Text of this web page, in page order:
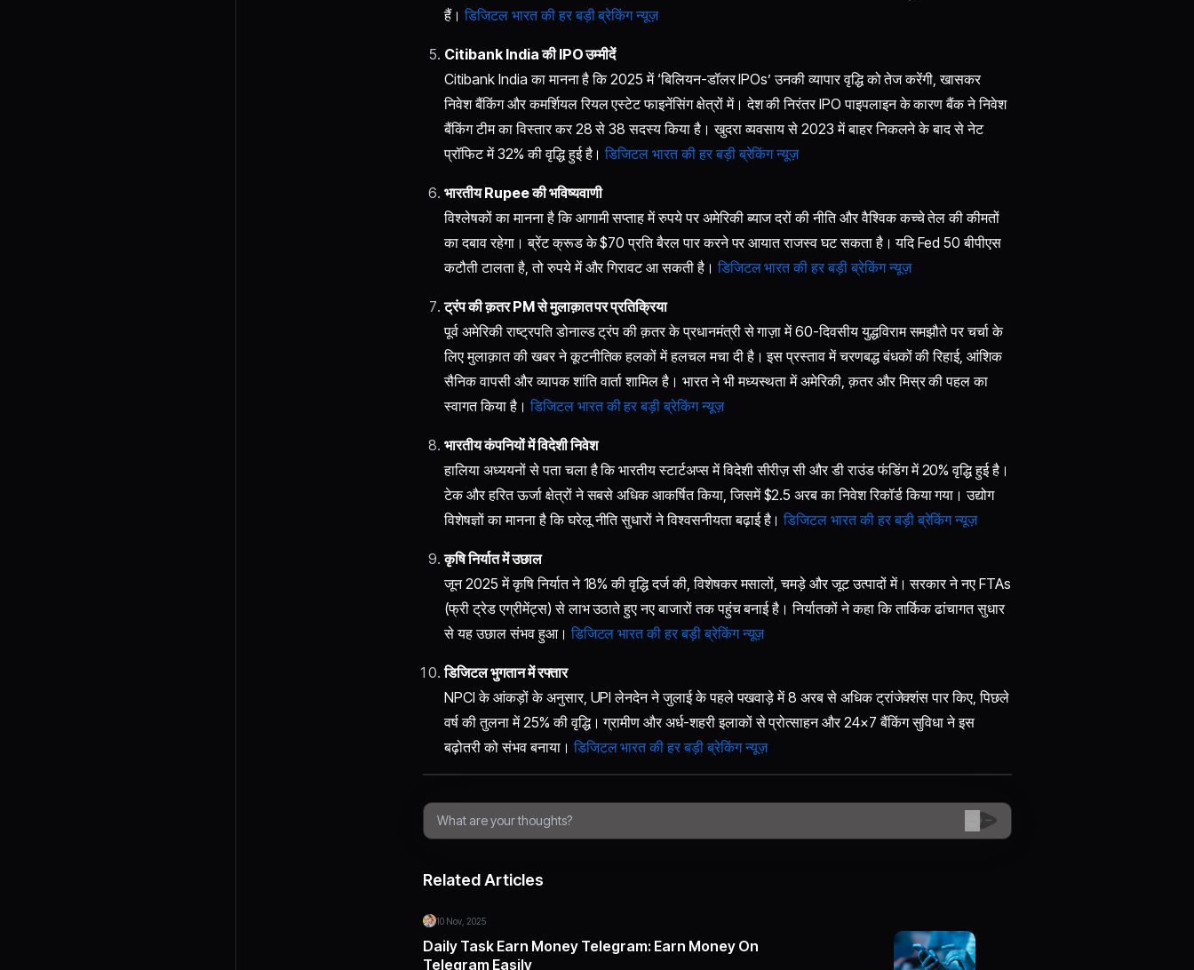
हैं।डिजिटल भारत की हर बड़ी ब्रेकिंग न्यूज़
Citibank India की IPO उम्मीदें
Citibank India का मानना है कि 2025 में ‘बिलियन-डॉलर IPOs’ उनकी व्यापार वृद्धि को तेज करेंगी, खासकर
निवेश बैंकिंग और कमर्शियल रियल एस्टेट फाइनेंसिंग क्षेत्रों में। देश की निरंतर IPO पाइपलाइन के कारण बैंक ने निवेश
बैंकिंग टीम का विस्तार कर 28 से 38 सदस्य किया है। खुदरा व्यवसाय से 2023 में बाहर निकलने के बाद से नेट
प्रॉफिट में 32% की वृद्धि हुई है।डिजिटल भारत की हर बड़ी ब्रेकिंग न्यूज़
भारतीय Rupee की भविष्‍यवाणी
विश्लेषकों का मानना है कि आगामी सप्ताह में रुपये पर अमेरिकी ब्याज दरों की नीति और वैश्विक कच्चे तेल की कीमतों
का दबाव रहेगा। ब्रेंट क्रूड के $70 प्रति बैरल पार करने पर आयात राजस्व घट सकता है। यदि Fed 50 बीपीएस
कटौती टालता है, तो रुपये में और गिरावट आ सकती है।डिजिटल भारत की हर बड़ी ब्रेकिंग न्यूज़
ट्रंप की क़तर PM से मुलाक़ात पर प्रतिक्रिया
पूर्व अमेरिकी राष्ट्रपति डोनाल्ड ट्रंप की क़तर के प्रधानमंत्री से गाज़ा में 60-दिवसीय युद्धविराम समझौते पर चर्चा के
लिए मुलाक़ात की खबर ने कूटनीतिक हलकों में हलचल मचा दी है। इस प्रस्ताव में चरणबद्ध बंधकों की रिहाई, आंशिक
सैनिक वापसी और व्यापक शांति वार्ता शामिल है। भारत ने भी मध्यस्थता में अमेरिकी, क़तर और मिस्र की पहल का
स्वागत किया है।डिजिटल भारत की हर बड़ी ब्रेकिंग न्यूज़
भारतीय कंपनियों में विदेशी निवेश
हालिया अध्ययनों से पता चला है कि भारतीय स्टार्टअप्स में विदेशी सीरीज़ सी और डी राउंड फंडिंग में 20% वृद्धि हुई है।
टेक और हरित ऊर्जा क्षेत्रों ने सबसे अधिक आकर्षित किया, जिसमें $2.5 अरब का निवेश रिकॉर्ड किया गया। उद्योग
विशेषज्ञों का मानना है कि घरेलू नीति सुधारों ने विश्वसनीयता बढ़ाई है।डिजिटल भारत की हर बड़ी ब्रेकिंग न्यूज़
कृषि निर्यात में उछाल
जून 2025 में कृषि निर्यात ने 18% की वृद्धि दर्ज की, विशेषकर मसालों, चमड़े और जूट उत्पादों में। सरकार ने नए FTAs
(फ्री ट्रेड एग्रीमेंट्स) से लाभ उठाते हुए नए बाजारों तक पहुंच बनाई है। निर्यातकों ने कहा कि तार्किक ढांचागत सुधार
से यह उछाल संभव हुआ।डिजिटल भारत की हर बड़ी ब्रेकिंग न्यूज़
डिजिटल भुगतान में रफ्तार
NPCI के आंकड़ों के अनुसार, UPI लेनदेन ने जुलाई के पहले पखवाड़े में 8 अरब से अधिक ट्रांजेक्शंस पार किए, पिछले
वर्ष की तुलना में 25% की वृद्धि। ग्रामीण और अर्ध-शहरी इलाकों से प्रोत्साहन और 24×7 बैंकिंग सुविधा ने इस
बढ़ोतरी को संभव बनाया।डिजिटल भारत की हर बड़ी ब्रेकिंग न्यूज़
Related Articles
10 Nov, 2025
Daily Task Earn Money Telegram: Earn Money On
Telegram Easily